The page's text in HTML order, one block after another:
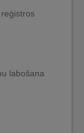
labošana